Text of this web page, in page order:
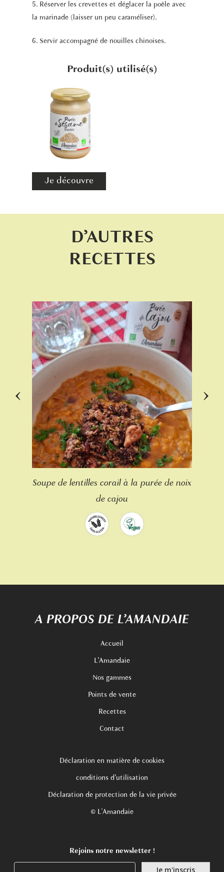
5. Réserver les crevettes et déglacer la poêle avec
la marinade (laisser un peu caraméliser).
6. Servir accompagné de nouilles chinoises.
Produit(s) utilisé(s)
Je découvre
D’AUTRES
RECETTES
Soupe de lentilles corail à la purée de noix
de cajou
‹ ›
A PROPOS DE L’AMANDAIE
Accueil
L’Amandaie
Nos gammes
Points de vente
Recettes
Contact
Déclaration en matière de cookies
conditions d’utilisation
Déclaration de protection de la vie privée
© L'Amandaie
Rejoins notre newsletter !